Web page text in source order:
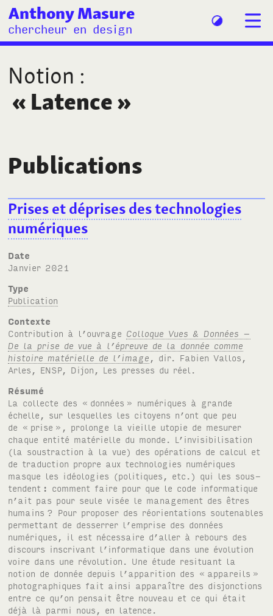
Anthony Masure
chercheur en design
Notion :
« Latence»
Publications
Prises et déprises des technologies
numériques
Date
janvier 2021
Type
Publication
Contexte
Contribution à l’ouvrage Colloque Vues & Données –
De la prise de vue à l’épreuve de la donnée comme
histoire matérielle de l’image , dir. Fabien Vallos,
Arles, ENSP, Dijon, Les presses du réel.
Résumé
La collecte des « données » numériques à grande
échelle, sur lesquelles les citoyens n’ont que peu
de « prise », prolonge la vieille utopie de mesurer
chaque entité matérielle du monde. L’invisibilisation
(la soustraction à la vue) des opérations de calcul et
de traduction propre aux technologies numériques
masque les idéologies (politiques, etc.) qui les sous-
tendent : comment faire pour que le code informatique
n’ait pas pour seule visée le management des êtres
humains ? Pour proposer des réorientations soutenables
permettant de desserrer l’emprise des données
numériques, il est nécessaire d’aller à rebours des
discours inscrivant l’informatique dans une évolution
voire dans une révolution. Une étude resituant la
notion de donnée depuis l’apparition des « appareils »
photographiques fait ainsi apparaître des disjonctions
entre ce qu’on pensait être nouveau et ce qui était
déjà là parmi nous, en latence.